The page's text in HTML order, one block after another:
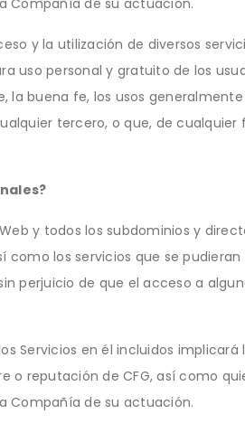
Compañía de su actuación.
y la utilización de diversos
personal y gratuito de los
buena fe, los usos
tercero, o que, de
y todos los subdominios y
los servicios que se
perjuicio de que el acceso a
Servicios en él incluidos
o reputación de CFG, así como
Compañía de su actuación.